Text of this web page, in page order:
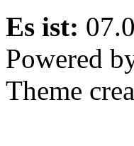
Es ist:
Powered
Theme